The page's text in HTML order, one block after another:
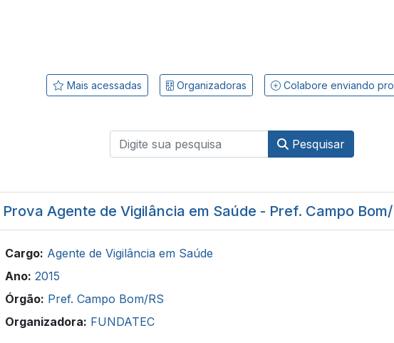
Mais acessadas Organizadoras Colabore enviando
Pesquisar
Prova Agente de Vigilância em Saúde - Pref. Campo Bom/
Cargo: Agente de Vigilância em Saúde
Ano: 2015
Órgão: Pref. Campo Bom/RS
Organizadora: FUNDATEC